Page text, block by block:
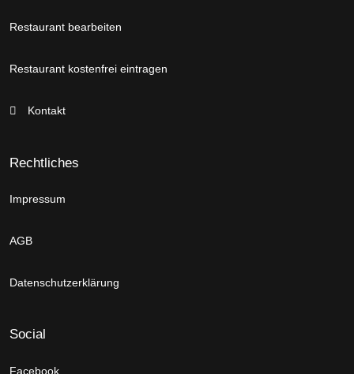
Restaurant bearbeiten
Restaurant kostenfrei eintragen
Kontakt
Rechtliches
Impressum
AGB
Datenschutzerklärung
Social
Facebook